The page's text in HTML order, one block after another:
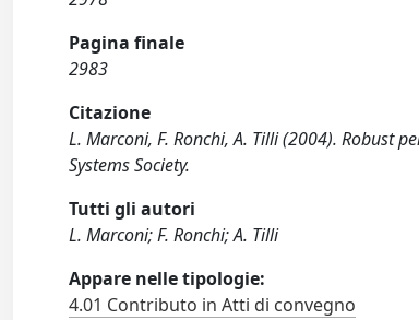
Pagina finale
2983
Citazione
L. Marconi, F. Ronchi, A. Tilli (2004). Robust
Systems Society.
Tutti gli autori
L. Marconi; F. Ronchi; A. Tilli
Appare nelle tipologie:
4.01 Contributo in Atti di convegno